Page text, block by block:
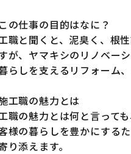
の仕事の目的はなに？
職と聞くと、泥臭く、根
が、ヤマキシのリノベー
暮らしを支えるリフォーム
工職の魅力とは
職の魅力とは何と言って
様の暮らしを豊かにする
り添えます。